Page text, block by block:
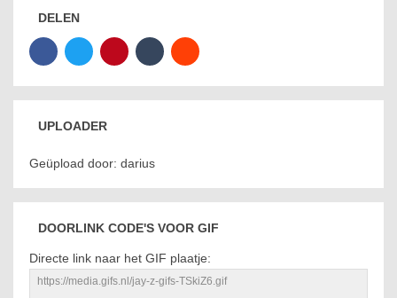
DELEN
UPLOADER
Geüpload door: darius
DOORLINK CODE'S VOOR GIF
Directe link naar het GIF plaatje: